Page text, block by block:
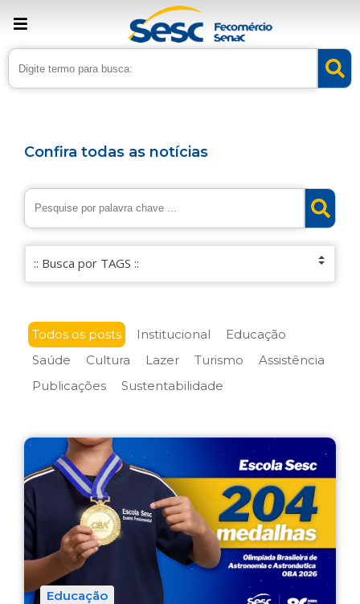
Confira todas as notícias
Todos os posts Institucional
Educação
Saúde
Cultura Lazer Turismo
Assistência
Publicações
Sustentabilidade
Educação